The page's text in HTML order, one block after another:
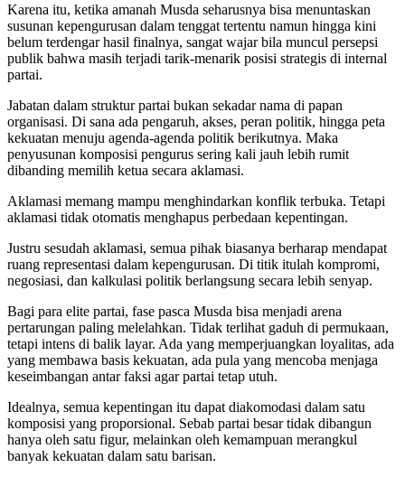
Karena itu, ketika amanah Musda seharusnya bisa menuntaskan
susunan kepengurusan dalam tenggat tertentu namun hingga kini
belum terdengar hasil finalnya, sangat wajar bila muncul persepsi
publik bahwa masih terjadi tarik-menarik posisi strategis di internal
partai.
Jabatan dalam struktur partai bukan sekadar nama di papan
organisasi. Di sana ada pengaruh, akses, peran politik, hingga peta
kekuatan menuju agenda-agenda politik berikutnya. Maka
penyusunan komposisi pengurus sering kali jauh lebih rumit
dibanding memilih ketua secara aklamasi.
Aklamasi memang mampu menghindarkan konflik terbuka. Tetapi
aklamasi tidak otomatis menghapus perbedaan kepentingan.
Justru sesudah aklamasi, semua pihak biasanya berharap mendapat
ruang representasi dalam kepengurusan. Di titik itulah kompromi,
negosiasi, dan kalkulasi politik berlangsung secara lebih senyap.
Bagi para elite partai, fase pasca Musda bisa menjadi arena
pertarungan paling melelahkan. Tidak terlihat gaduh di permukaan,
tetapi intens di balik layar. Ada yang memperjuangkan loyalitas, ada
yang membawa basis kekuatan, ada pula yang mencoba menjaga
keseimbangan antar faksi agar partai tetap utuh.
Idealnya, semua kepentingan itu dapat diakomodasi dalam satu
komposisi yang proporsional. Sebab partai besar tidak dibangun
hanya oleh satu figur, melainkan oleh kemampuan merangkul
banyak kekuatan dalam satu barisan.